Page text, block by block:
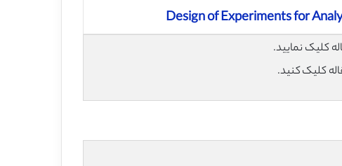
Design of Experiments for
کلیک کنید.